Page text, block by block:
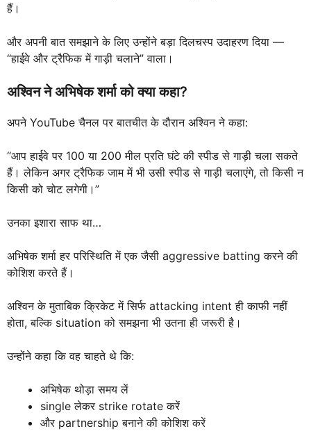
हैं।
और अपनी बात समझाने के लिए उन्होंने बड़ा दिलचस्प उदाहरण दिया —
“हाईवे और ट्रैफिक में गाड़ी चलाने” वाला।
अश्विन ने अभिषेक शर्मा को क्या कहा?
अपने YouTube चैनल पर बातचीत के दौरान अश्विन ने कहा:
“आप हाईवे पर 100 या 200 मील प्रति घंटे की स्पीड से गाड़ी चला सकते
हैं। लेकिन अगर ट्रैफिक जाम में भी उसी स्पीड से गाड़ी चलाएंगे, तो किसी न
किसी को चोट लगेगी।”
उनका इशारा साफ था…
अभिषेक शर्मा हर परिस्थिति में एक जैसी aggressive batting करने की
कोशिश करते हैं।
अश्विन के मुताबिक क्रिकेट में सिर्फ attacking intent ही काफी नहीं
होता, बल्कि situation को समझना भी उतना ही जरूरी है।
उन्होंने कहा कि वह चाहते थे कि:
अभिषेक थोड़ा समय लें
single लेकर strike rotate करें
और partnership बनाने की कोशिश करें